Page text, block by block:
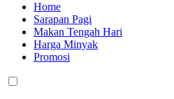
Home
Sarapan Pagi
Makan Tengah Hari
Harga Minyak
Promosi